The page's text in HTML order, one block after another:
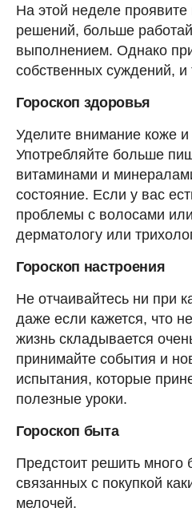
На этой неделе проявите
решений, больше
выполнением. Однако
собственных суждений, и
Гороскоп здоровья
Уделите внимание коже
Употребляйте больше
витаминами и
состояние. Если у вас
проблемы с волосами
дерматологу или
Гороскоп настроения
Не отчаивайтесь ни при
даже если кажется, что
жизнь складывается
принимайте события и
испытания, которые
полезные уроки.
Гороскоп быта
Предстоит решить много
связанных с покупкой
мелочей.